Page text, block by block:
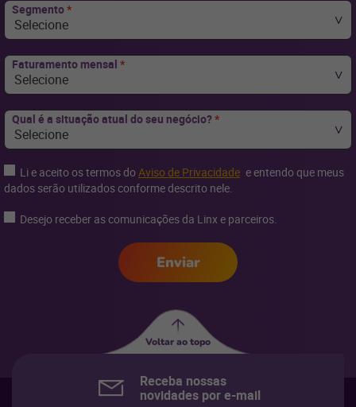
Segmento*
Selecione
Faturamento mensal *
Selecione
Qual é a situação atual do seu negócio?*
Selecione
Li e aceito os termos do Aviso de Privacidade e entendo que meus
dados serão utilizados conforme descrito nele.
Desejo receber as comunicações da Linx e parceiros.
Enviar
Voltar ao topo
Receba nossas
novidades por e-mail